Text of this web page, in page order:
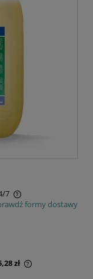
7
formy dostawy
zł